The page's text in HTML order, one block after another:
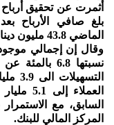
بلغ صافي الأرباح
الماضي 43.8 مليون دينار.
نسبتها 6.8
السابق، مع
المركز المالي للبنك.